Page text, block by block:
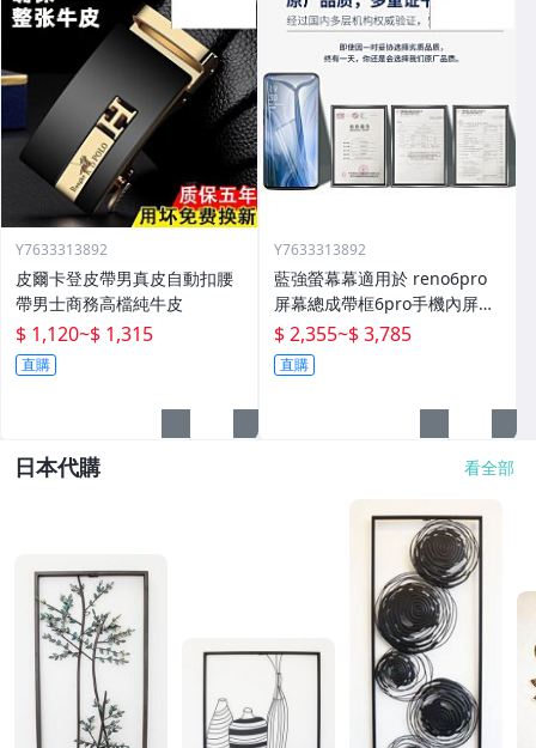
Y7633313892
皮爾卡登皮帶男真皮自動扣腰
帶男士商務高檔純牛皮
$ 1,120~$ 1,315
直購
Y7633313892
藍強螢幕幕適用於 reno6pro
屏幕總成帶框6pro手機內屏外
屏修復碎屏觸摸顯示屏o 拆機
更換液晶玻璃維
$ 2,355~$ 3,785
直購
日本代購 看全部